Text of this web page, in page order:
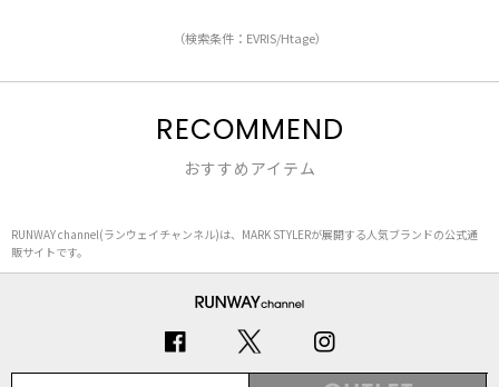
（検索条件：EVRIS/Htage）
RECOMMEND
おすすめアイテム
RUNWAY channel(ランウェイチャンネル)は、MARK STYLERが展開する人気ブランドの公式通
販サイトです。